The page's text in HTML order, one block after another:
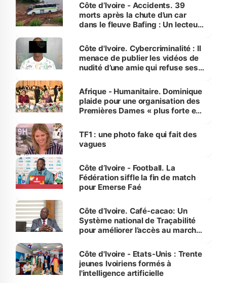
Côte d’Ivoire - Accidents. 39
morts après la chute d’un car
dans le fleuve Bafing : Un lecteur
des Transports
Côte d'Ivoire. Cybercriminalité : Il
menace de publier les vidéos de
nudité d’une amie qui refuse ses
Afrique - Humanitaire. Dominique
plaide pour une organisation des
Premières Dames « plus forte et
sur la scène internationale »
TF1 : une photo fake qui fait des
vagues
Côte d’Ivoire - Football. La
Fédération siffle la fin de match
pour Emerse Faé
Côte d’Ivoire. Café-cacao: Un
Système national de Traçabilité
pour améliorer l’accès au marché
Côte d'Ivoire - Etats-Unis : Trente
jeunes Ivoiriens formés à
l'intelligence artificielle